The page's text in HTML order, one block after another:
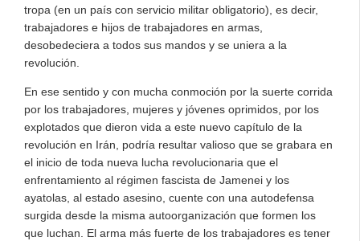
tropa (en un país con servicio militar obligatorio), es decir,
trabajadores e hijos de trabajadores en armas,
desobedeciera a todos sus mandos y se uniera a la
revolución.
En ese sentido y con mucha conmoción por la suerte corrida
por los trabajadores, mujeres y jóvenes oprimidos, por los
explotados que dieron vida a este nuevo capítulo de la
revolución en Irán, podría resultar valioso que se grabara en
el inicio de toda nueva lucha revolucionaria que el
enfrentamiento al régimen fascista de Jamenei y los
ayatolas, al estado asesino, cuente con una autodefensa
surgida desde la misma autoorganización que formen los
que luchan. El arma más fuerte de los trabajadores es tener